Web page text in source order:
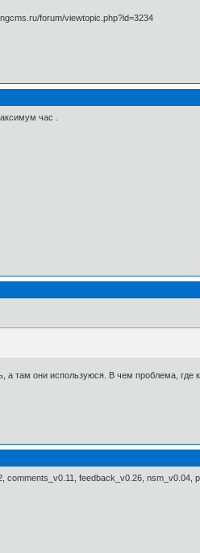
forum/viewtopic.php?id=3234
час .
а там они используюся. В чем проблема, где
feedback_v0.26,